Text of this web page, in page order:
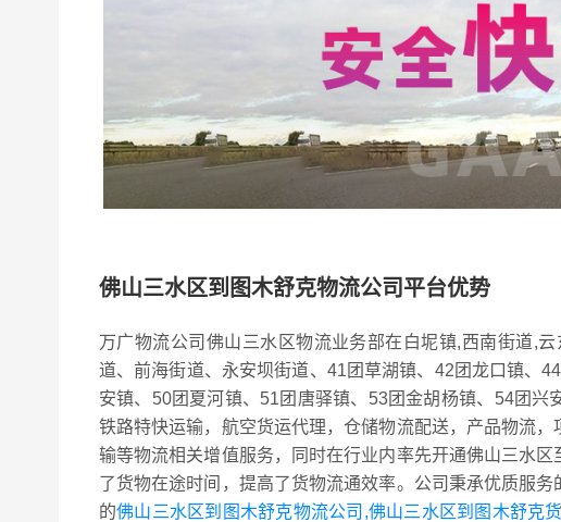
佛山三水区到图木舒克物流公司平台优势
万广物流公司佛山三水区物流业务部在白坭镇,西南街道,
道、前海街道、永安坝街道、41团草湖镇、42团龙口镇、
安镇、50团夏河镇、51团唐驿镇、53团金胡杨镇、54团兴
铁路特快运输，航空货运代理，仓储物流配送，产品物流
输等物流相关增值服务，同时在行业内率先开通佛山三水
了货物在途时间，提高了货物流通效率。公司秉承优质服
的佛山三水区到图木舒克物流公司,佛山三水区到图木舒克